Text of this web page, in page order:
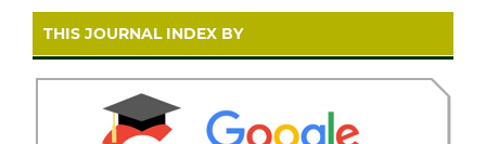
THIS JOURNAL INDEX BY